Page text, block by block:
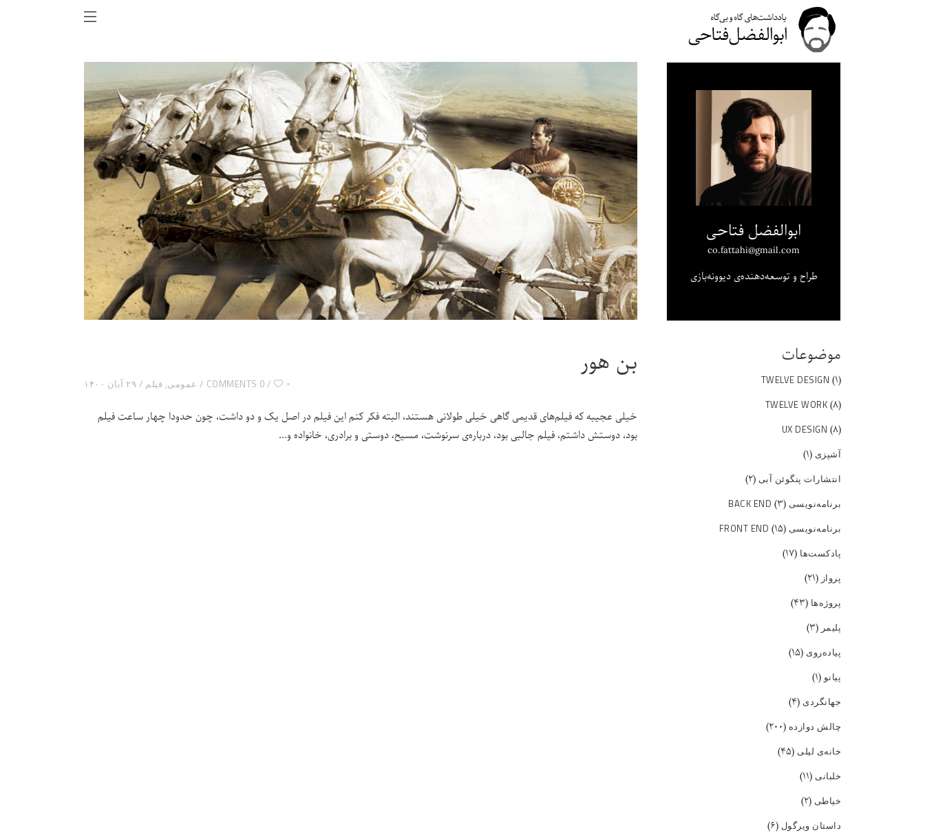
بن هور
۲۹ آبان ۱۴۰۰ عمومی, فیلم 0 COMMENTS ۰
خیلی عجیبه که فیلم‌های قدیمی گاهی خیلی طولانی هستند، البته فکر کنم این فیلم در اصل یک و دو داشت، چون حدودا چهار ساعت فیلم
بود، دوستش داشتم، فیلم جالبی بود، درباره‌ی سرنوشت، مسیح، دوستی و برادری، خانواده و
ابوالفضل فتاحی
co.fattahi@gmail.com
طراح و توسعه‌دهنده‌ی دیوونه‌بازی
موضوعات
TWELVE DESIGN (۱)
TWELVE WORK (۸)
UX DESIGN (۸)
آشپزی (۱)
انتشارات پنگوئن آبی (۲)
برنامه‌نویسی BACK END (۳)
برنامه‌نویسی FRONT END (۱۵)
پادکست‌ها (۱۷)
پرواز(۲۱)
پروژه‌ها (۴۳)
پلیمر(۳)
پیاده‌روی (۱۵)
پیانو(۱)
جهانگردی (۴)
چالش دوازده (۲۰۰)
خانه‌ی لیلی (۴۵)
خلبانی (۱۱)
خیاطی (۲)
داستان ویرگول (۶)